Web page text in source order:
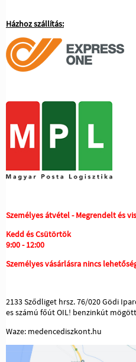
Házhoz szállítás:
Személyes átvétel - Megrendelt és
Kedd és Csütörtök
9:00 - 12:00
Személyes vásárlásra nincs
2133 Sződliget hrsz. 76/020 Gödi
es számú főút OIL! benzinkút
Waze: medencediszkont.hu